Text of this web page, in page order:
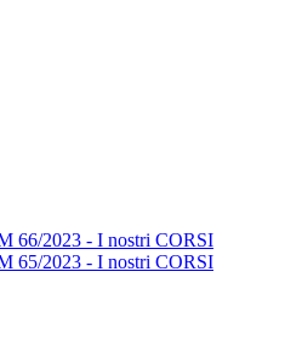
66/2023 - I nostri CORSI
65/2023 - I nostri CORSI